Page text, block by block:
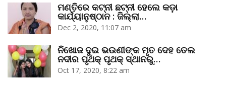
ମଣ୍ତିରେ କଟ୍‌ନୀ ଛଟ୍‌ନୀ ହେଲେ କଡ଼ା
କାର୍ଯ୍ୟାନୁଷ୍ଠାନ : ଜିଲ୍ଲା…
Dec 2, 2020, 11:07 am
ନିଖୋଜ ଦୁଇ ଭଉଣୀଙ୍କ ମୃତ ଦେହ ତେଲ
ନଦୀର ପୃଥକ୍‌ ପୃଥକ୍‌ ସ୍ଥାନରୁ…
Oct 17, 2020, 8:22 am